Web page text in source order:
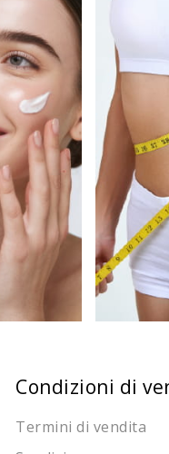
Condizioni di
Termini di vendita